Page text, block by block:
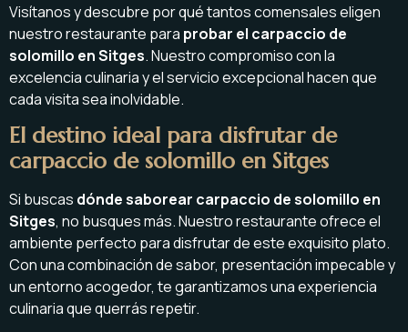
Visítanos y descubre por qué tantos comensales eligen
nuestro restaurante para probar el carpaccio de
solomillo en Sitges. Nuestro compromiso con la
excelencia culinaria y el servicio excepcional hacen que
cada visita sea inolvidable.
El destino ideal para disfrutar de
carpaccio de solomillo en Sitges
Si buscas dónde saborear carpaccio de solomillo en
Sitges, no busques más. Nuestro restaurante ofrece el
ambiente perfecto para disfrutar de este exquisito plato.
Con una combinación de sabor, presentación impecable y
un entorno acogedor, te garantizamos una experiencia
culinaria que querrás repetir.